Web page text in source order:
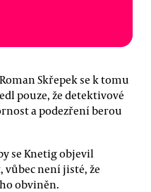
Skřepek se k tomu
pouze, že detektivové
a podezření berou
se Knetig objevil
vůbec není jisté, že
obviněn.